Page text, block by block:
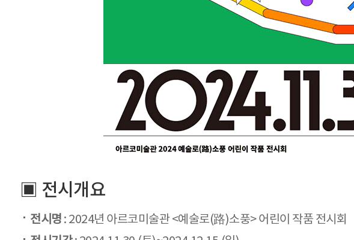
▣ 전시개요
전시명 : 2024년 아르코미술관 <예술로(路)소풍> 어린이 작품 전시회